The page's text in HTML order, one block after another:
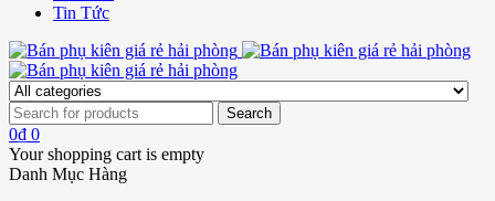
Tin Tức
0₫ 0
Your shopping cart is empty
Danh Mục Hàng